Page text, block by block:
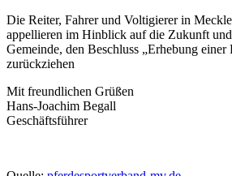
Die Reiter, Fahrer und Voltigierer in
appellieren im Hinblick auf die Zukunft
Gemeinde, den Beschluss „Erhebung einer
zurückziehen
Mit freundlichen Grüßen
Hans-Joachim Begall
Geschäftsführer